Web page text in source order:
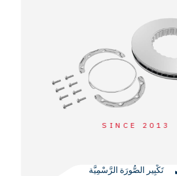
SINCE 2013
تَكْبِير الصُّورَة الرَّسْمِيَّة